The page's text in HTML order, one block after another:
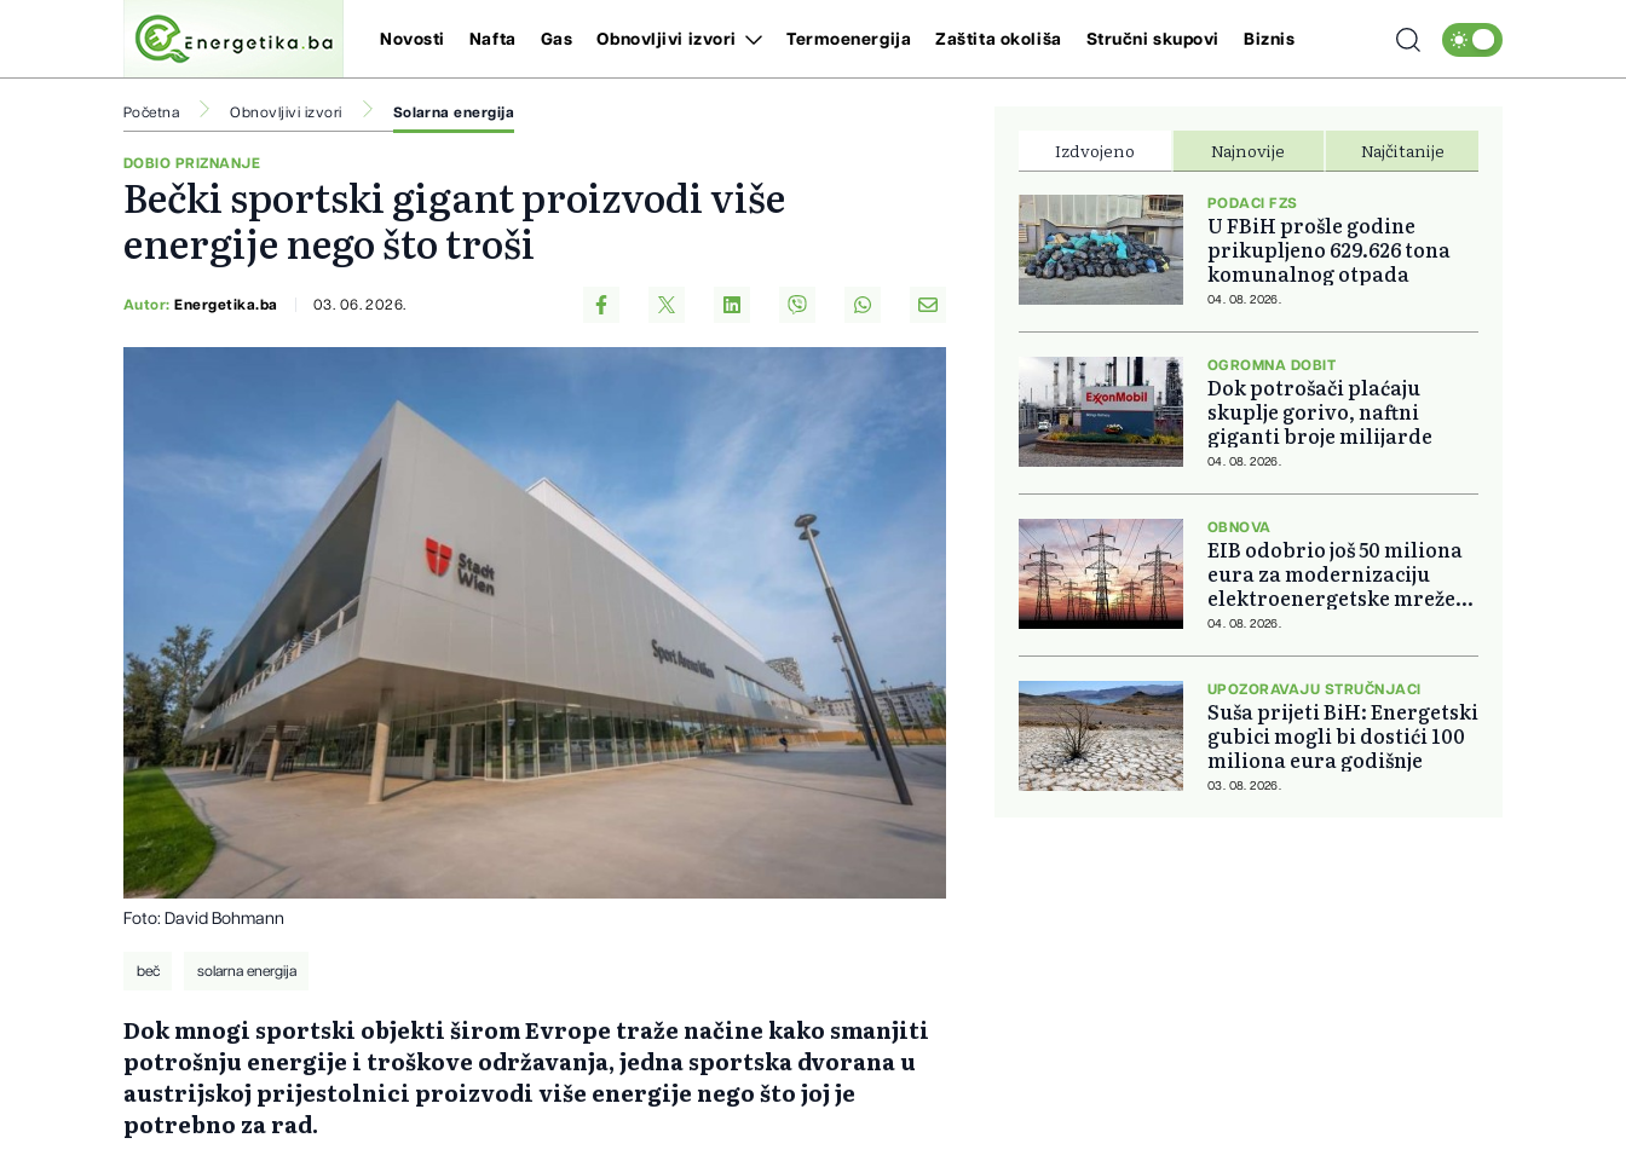
Novosti Nafta Gas Obnovljivi izvori Termoenergija Zaštita okoliša Stručni skupovi Biznis
Početna Obnovljivi izvori Solarna energija
DOBIO PRIZNANJE
Bečki sportski gigant proizvodi više
energije nego što troši
Autor:Energetika.ba 03. 06. 2026.
Foto: David Bohmann
beč solarna energija
Dok mnogi sportski objekti širom Evrope traže načine kako smanjiti
potrošnju energije i troškove održavanja, jedna sportska dvorana u
austrijskoj prijestolnici proizvodi više energije nego što joj je
potrebno za rad.
Izdvojeno Najnovije Najčitanije
PODACI FZS
U FBiH prošle godine
prikupljeno 629.626 tona
komunalnog otpada
04. 08. 2026.
OGROMNA DOBIT
Dok potrošači plaćaju
skuplje gorivo, naftni
giganti broje milijarde
04. 08. 2026.
OBNOVA
EIB odobrio još 50 miliona
eura za modernizaciju
elektroenergetske mreže
Slovačke
04. 08. 2026.
UPOZORAVAJU STRUČNJACI
Suša prijeti BiH: Energetski
gubici mogli bi dostići 100
miliona eura godišnje
03. 08. 2026.